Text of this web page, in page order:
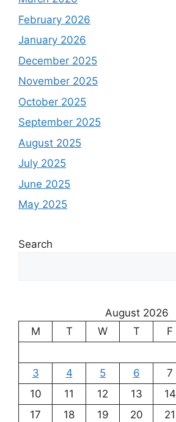
February 2026
January 2026
December 2025
November 2025
October 2025
September 2025
August 2025
July 2025
June 2025
May 2025
Search
August 2026
M
T W T F
3
4 5 6 7
10
11 12 13 14
17
18 19 20 21